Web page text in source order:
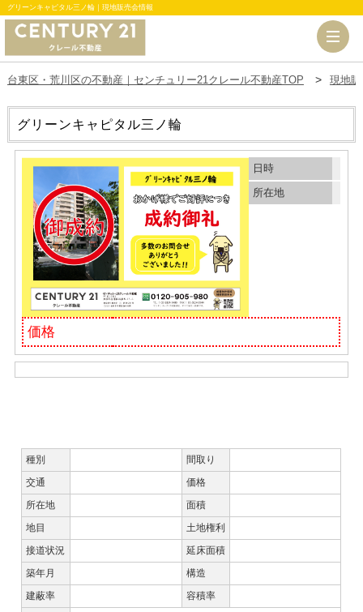
グリーンキャピタル三ノ輪｜現地販売会情報
台東区・荒川区の不動産｜センチュリー21クレール不動産TOP 現地
グリーンキャピタル三ノ輪
日時
所在地
価格
種別
間取り
交通
価格
所在地
面積
地目
土地権利
接道状況
延床面積
築年月
構造
建蔽率
容積率